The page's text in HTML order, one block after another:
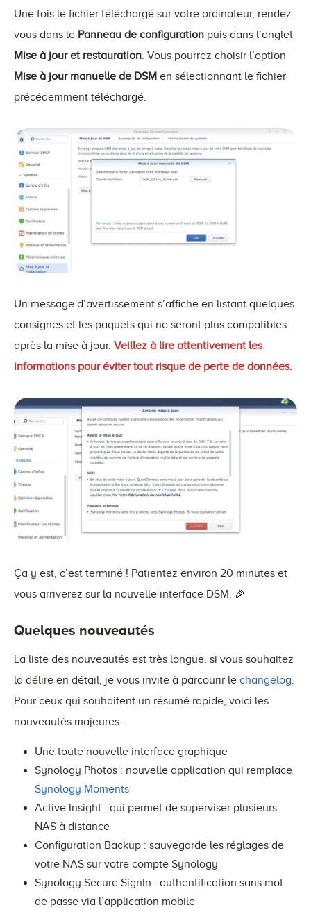
Une fois le fichier téléchargé sur votre ordinateur, rendez-
vous dans le Panneau de configuration puis dans l’onglet
Mise à jour et restauration. Vous pourrez choisir l’option
Mise à jour manuelle de DSM en sélectionnant le fichier
précédemment téléchargé.
Un message d’avertissement s’affiche en listant quelques
consignes et les paquets qui ne seront plus compatibles
après la mise à jour. Veillez à lire attentivement les
informations pour éviter tout risque de perte de données.
Ça y est, c’est terminé ! Patientez environ 20 minutes et
vous arriverez sur la nouvelle interface DSM. 🎉
Quelques nouveautés
La liste des nouveautés est très longue, si vous souhaitez
la délire en détail, je vous invite à parcourir le changelog
Pour ceux qui souhaitent un résumé rapide, voici les
nouveautés majeures :
Une toute nouvelle interface graphique
Synology Photos : nouvelle application qui remplace
Synology Moments
Active Insight : qui permet de superviser plusieurs
NAS à distance
Configuration Backup : sauvegarde les réglages de
votre NAS sur votre compte Synology
Synology Secure SignIn : authentification sans mot
de passe via l’application mobile